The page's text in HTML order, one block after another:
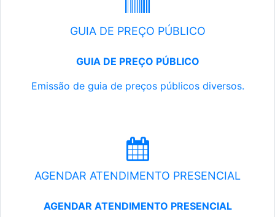
GUIA DE PREÇO PÚBLICO
GUIA DE PREÇO PÚBLICO
Emissão de guia de preços públicos diversos.
AGENDAR ATENDIMENTO PRESENCIAL
AGENDAR ATENDIMENTO PRESENCIAL